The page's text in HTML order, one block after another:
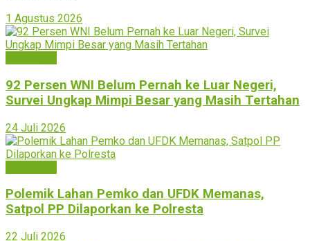
1 Agustus 2026
92 Persen WNI Belum Pernah ke Luar Negeri,
Survei Ungkap Mimpi Besar yang Masih Tertahan
24 Juli 2026
Polemik Lahan Pemko dan UFDK Memanas,
Satpol PP Dilaporkan ke Polresta
22 Juli 2026